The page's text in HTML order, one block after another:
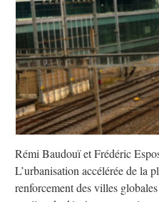
Rémi Baudouï et Frédéric
L’urbanisation accélérée de la
renforcement des villes